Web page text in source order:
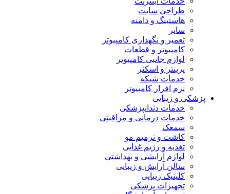
طراحی سایت
هاستینگ و دامنه
سایر
تعمیر و نگهداری کامپیوتر
کامپیوتر و قطعات
لوازم جانبی کامپیوتر
پرینتر و اسکنر
خدمات شبکه
نرم افزار کامپیوتر
پزشکی و زیبایی
خدمات دندانپزشکی
خدمات درمانی و مراقبتی
سمعک
کاشت و ترمیم مو
تغذیه و رژیم غذایی
لوازم آرایشی و بهداشتی
سالن آرایش و زیبایی
کلینیک زیبایی
تجهیزات پزشکی